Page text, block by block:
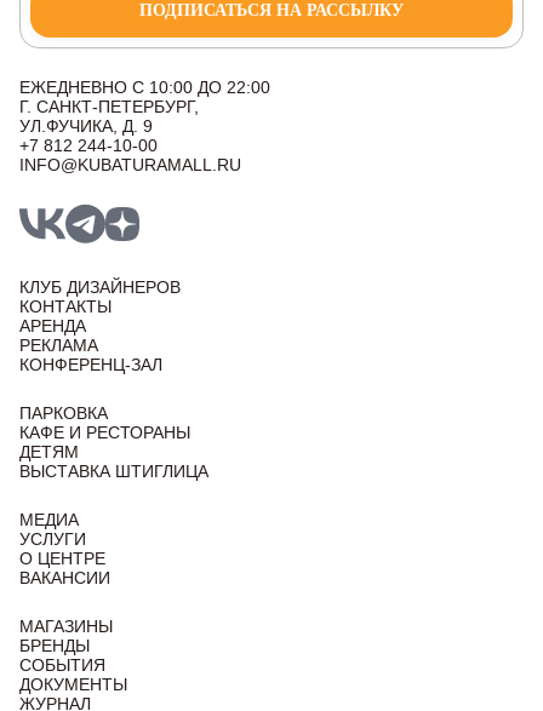
ПОДПИСАТЬСЯ НА РАССЫЛКУ
ЕЖЕДНЕВНО С 10:00 ДО 22:00
Г. САНКТ-ПЕТЕРБУРГ,
УЛ.ФУЧИКА, Д. 9
+7 812 244-10-00
INFO@KUBATURAMALL.RU
КЛУБ ДИЗАЙНЕРОВ
КОНТАКТЫ
АРЕНДА
РЕКЛАМА
КОНФЕРЕНЦ-ЗАЛ
ПАРКОВКА
КАФЕ И РЕСТОРАНЫ
ДЕТЯМ
ВЫСТАВКА ШТИГЛИЦА
МЕДИА
УСЛУГИ
О ЦЕНТРЕ
ВАКАНСИИ
МАГАЗИНЫ
БРЕНДЫ
СОБЫТИЯ
ДОКУМЕНТЫ
ЖУРНАЛ